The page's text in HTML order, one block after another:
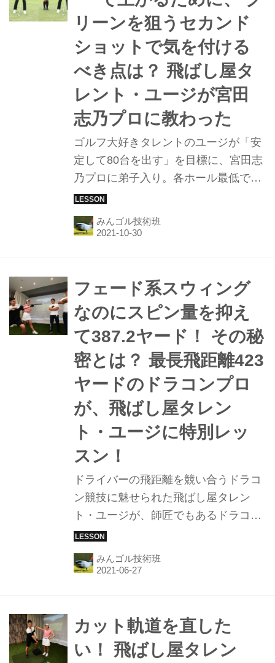
リーンを狙うセカンド
ショットで気を付ける
べき点は？ 飛ばし屋タ
レント・ユージが宮田
志乃プロに教わった
ゴルフ大好きタレントのユージが「安
定して80台を出す」を目標に、宮田志
乃プロに弟子入り。各ホール最低でも
ボギーで上がるためのマネジメントを
学ぶ！ 今回は、パーオンを狙う100ヤ
ード以内のショットを打つ際のポイン
みんゴル技術班
フェード系スウィング
なのにスピン量を抑え
て387.2ヤード！ その秘
密とは？ 最長飛距離423
ヤードのドラコンプロ
が、飛ばし屋タレン
ト・ユージに特別レッ
スン！
ドライバーの飛距離を競い合うドラコ
ン競技に魅せられた飛ばし屋タレン
ト・ユージが、師匠でもあるドラコン
女王・高島早百合とともに、さらなる
飛距離アップを目指して日本ドラコン
界のトッププロ・小井土峡太と豊永智
飛ばしの秘密を伝授してもらおう。
みんゴル技術班
カット軌道を直した
い！ 飛ばし屋タレン